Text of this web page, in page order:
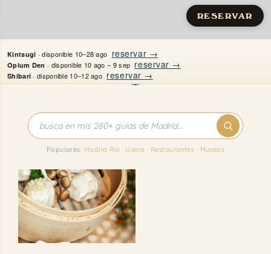
RESERVAR
Kintsugi · disponible 10–28 ago reservar →
Opium Den · disponible 10 ago – 9 sep reservar →
Shibari · disponible 10–12 ago reservar →
al
contenido
Apartamentos
Quién es Justine
Guías
Mi Madrid
Populares: Madrid Rio · Usera · Restaurantes · Museos